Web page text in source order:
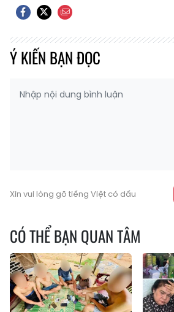
Ý KIẾN BẠN ĐỌC
Xin vui lòng gõ tiếng Việt có dấu
CÓ THỂ BẠN QUAN TÂM